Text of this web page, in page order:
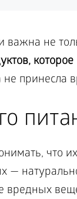
не
принесла
что их
—
вредных